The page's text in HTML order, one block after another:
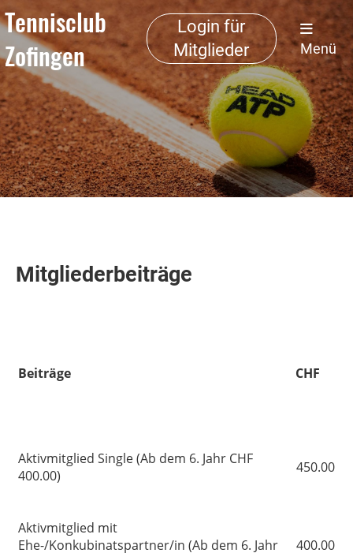
Tennisclub
Zofingen
Login für
Mitglieder
Menü
Mitgliederbeiträge
Beiträge CHF
Aktivmitglied Single (Ab dem 6. Jahr CHF
400.00)
450.00
Aktivmitglied mit
Ehe-/Konkubinatspartner/in (Ab dem 6. Jahr
400.00